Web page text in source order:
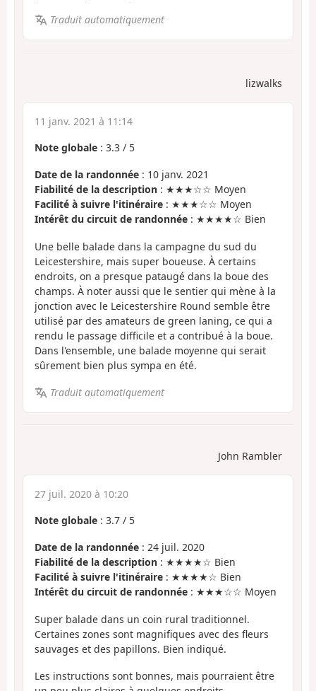
Traduit automatiquement
lizwalks
11 janv. 2021 à 11:14
Note globale : 3.3 / 5
Date de la randonnée : 10 janv. 2021
Fiabilité de la description : ★★★☆☆ Moyen
Facilité à suivre l'itinéraire : ★★★☆☆ Moyen
Intérêt du circuit de randonnée : ★★★★☆ Bien
Une belle balade dans la campagne du sud du
Leicestershire, mais super boueuse. À certains
endroits, on a presque pataugé dans la boue des
champs. À noter aussi que le sentier qui mène à la
jonction avec le Leicestershire Round semble être
utilisé par des amateurs de green laning, ce qui a
rendu le passage difficile et a contribué à la boue.
Dans l'ensemble, une balade moyenne qui serait
sûrement bien plus sympa en été.
Traduit automatiquement
John Rambler
27 juil. 2020 à 10:20
Note globale : 3.7 / 5
Date de la randonnée : 24 juil. 2020
Fiabilité de la description : ★★★★☆ Bien
Facilité à suivre l'itinéraire : ★★★★☆ Bien
Intérêt du circuit de randonnée : ★★★☆☆ Moyen
Super balade dans un coin rural traditionnel.
Certaines zones sont magnifiques avec des fleurs
sauvages et des papillons. Bien indiqué.
Les instructions sont bonnes, mais pourraient être